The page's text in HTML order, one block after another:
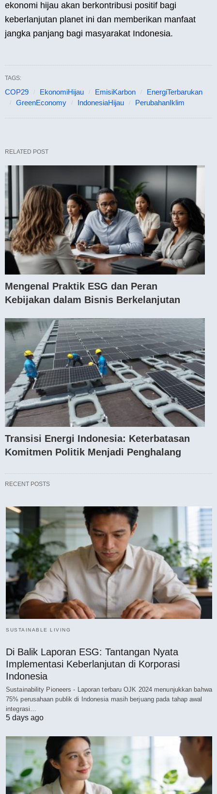
ekonomi hijau akan berkontribusi positif bagi
keberlanjutan planet ini dan memberikan manfaat
jangka panjang bagi masyarakat Indonesia.
TAGS:
COP29 EkonomiHijau EmisiKarbon
EnergiTerbarukan
GreenEconomy
IndonesiaHijau PerubahanIklim
RELATED POST
Mengenal Praktik ESG dan Peran
Kebijakan dalam Bisnis Berkelanjutan
Transisi Energi Indonesia: Keterbatasan
Komitmen Politik Menjadi Penghalang
RECENT POSTS
SUSTAINABLE LIVING
Di Balik Laporan ESG: Tantangan Nyata
Implementasi Keberlanjutan di Korporasi
Indonesia
Sustainability Pioneers - Laporan terbaru OJK 2024 menunjukkan bahwa
75% perusahaan publik di Indonesia masih berjuang pada tahap awal
integrasi…
5 days ago